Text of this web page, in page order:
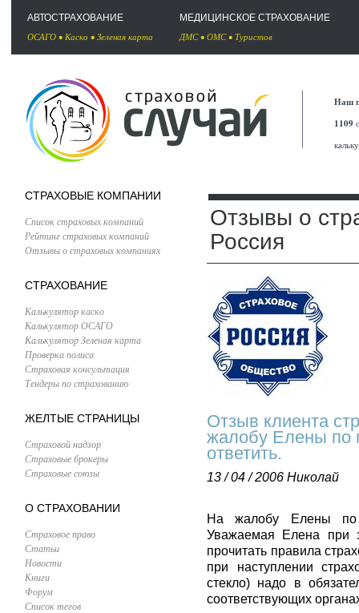
АВТОСТРАХОВАНИЕ
ОСАГО • Каско • Зеленая карта
МЕДИЦИНСКОЕ СТРАХОВАНИЕ
ДМС• ОМС• Туристов
Наш
1109
СТРАХОВЫЕ КОМПАНИИ
Список страховых компаний
Рейтинг страховых компаний
Отзывы о страховых компаниях
СТРАХОВАНИЕ
Калькулятор каско
Калькулятор ОСАГО
Калькулятор Зеленая карта
Проверка полиса
Страховая консультация
Тендеры по страхованию
ЖЕЛТЫЕ СТРАНИЦЫ
Страховой надзор
Страховые брокеры
Страховые союзы
О СТРАХОВАНИИ
Страховое право
Статьи
Новости
Книги
Форум
Список тегов
Отзывы о
Россия
Отзыв клиента
жалобу Елены по
ответить.
13 / 04 / 2006 Николай
На жалобу Елены по
Уважаемая Елена при
прочитать правила
при наступлении
стекло) надо в
соответствующих